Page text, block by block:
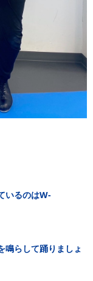
いるのはW-
鳴らして踊りましょ